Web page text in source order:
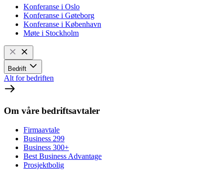
Konferanse i Oslo
Konferanse i Gøteborg
Konferanse i København
Møte i Stockholm
Bedrift
Alt for bedriften
Om våre bedriftsavtaler
Firmaavtale
Business 299
Business 300+
Best Business Advantage
Prosjektbolig